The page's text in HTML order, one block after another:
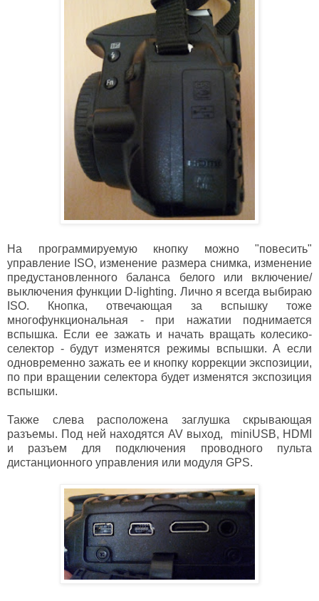
На программируемую кнопку можно "повесить"
управление ISO, изменение размера снимка, изменение
предустановленного баланса белого или включение/
выключения функции D-lighting. Лично я всегда выбираю
ISO. Кнопка, отвечающая за вспышку тоже
многофункциональная - при нажатии поднимается
вспышка. Если ее зажать и начать вращать колесико-
селектор - будут изменятся режимы вспышки. А если
одновременно зажать ее и кнопку коррекции экспозиции,
по при вращении селектора будет изменятся экспозиция
вспышки.
Также слева расположена заглушка скрывающая
разъемы. Под ней находятся AV выход, miniUSB, HDMI
и разъем для подключения проводного пульта
дистанционного управления или модуля GPS.